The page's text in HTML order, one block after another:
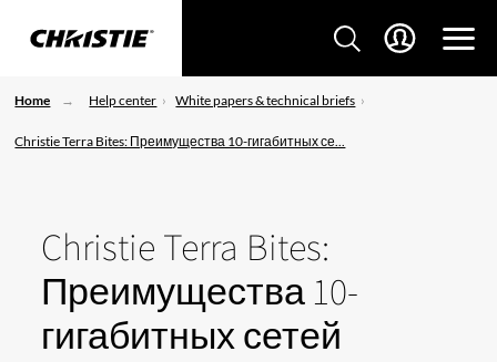
Home Help center White papers & technical briefs
Christie Terra Bites: Преимущества 10-гигабитных се...
Christie Terra Bites:
Преимущества 10-
гигабитных сетей